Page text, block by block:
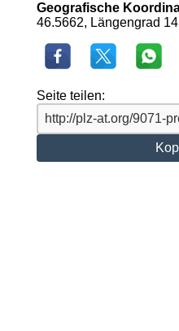
Geografische
46.5662, Längengrad
Seite teilen: